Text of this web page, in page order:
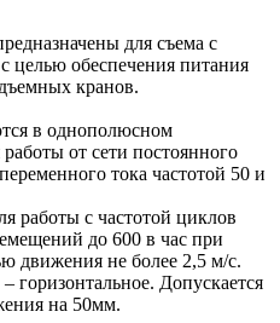
для съема с
целью обеспечения питания
кранов.
в однополюсном
от сети постоянного
тока частотой 50 и
работы с частотой циклов
до 600 в час при
движения не более 2,5 м/с.
горизонтальное. Допускается
на 50мм.